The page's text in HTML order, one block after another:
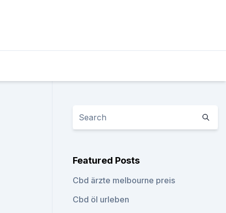
Featured Posts
Cbd ärzte melbourne preis
Cbd öl urleben